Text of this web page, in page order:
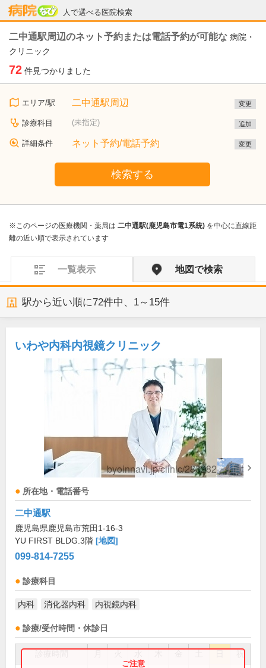
人で選べる医院検索
病院なび
二中通駅周辺のネット予約または電話予約が可能な 病院・
クリニック
72 件見つかりました
エリア/駅 二中通駅周辺 変更
診療科目 (未指定) 追加
詳細条件 ネット予約/電話予約 変更
検索する
※このページの医療機関・薬局は 二中通駅(鹿児島市電1系統) を中心に直線距
離の近い順で表示されています
一覧表示 地図で検索
駅から近い順に72件中、 1～15件
いわや内科内視鏡クリニック
所在地・電話番号
二中通駅
鹿児島県鹿児島市荒田1-16-3
YU FIRST BLDG.3階 [地図]
099-814-7255
診療科目
内科 消化器内科 内視鏡内科
診療/受付時間・休診日
祝